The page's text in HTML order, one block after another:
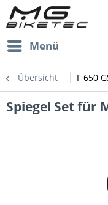
Menü
Übersicht F 650
Spiegel Set für